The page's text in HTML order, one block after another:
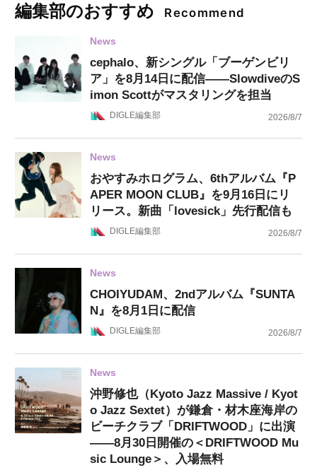
編集部のおすすめ Recommend
News
cephalo、新シングル「ブーゲンビリ
ア」を8月14日に配信——SlowdiveのS
imon Scottがマスタリングを担当
DIGLE編集部 2026/8/7
News
おやすみホログラム、6thアルバム『P
APER MOON CLUB』を9月16日にリ
リース。新曲「lovesick」先行配信も
DIGLE編集部 2026/8/7
News
CHOIYUDAM、2ndアルバム『SUNTA
N』を8月1日に配信
DIGLE編集部 2026/8/7
News
沖野修也（Kyoto Jazz Massive / Kyot
o Jazz Sextet）が鎌倉・材木座海岸の
ビーチクラブ「DRIFTWOOD」に出演
——8月30日開催の＜DRIFTWOOD Mu
sic Lounge＞、入場無料